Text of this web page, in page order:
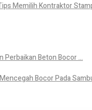
Memilih Kontraktor
Perbaikan Beton Bocor ...
Bocor Pada